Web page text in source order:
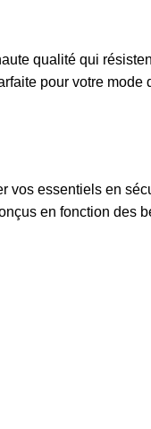
qualité qui
pour votre
essentiels en
en fonction